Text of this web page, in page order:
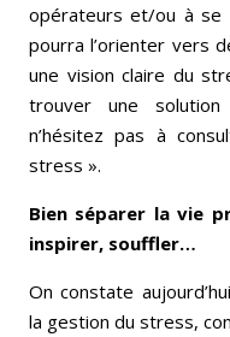
opérateurs et/ou à se
pourra l’orienter vers
une vision claire du
trouver une
n’hésitez pas à
stress ».
Bien séparer la vie
inspirer, souffler…
On constate
la gestion du stress,